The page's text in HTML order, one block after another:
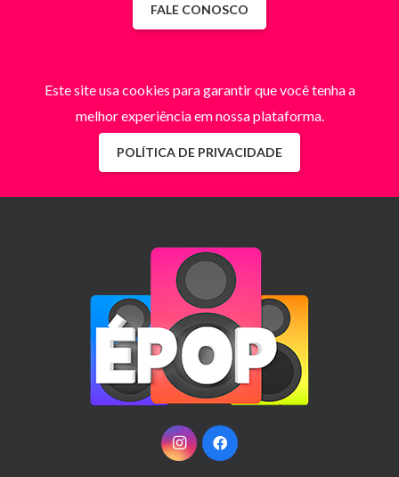
FALE CONOSCO
Este site usa cookies para garantir que você tenha a
melhor experiência em nossa plataforma.
POLÍTICA DE PRIVACIDADE